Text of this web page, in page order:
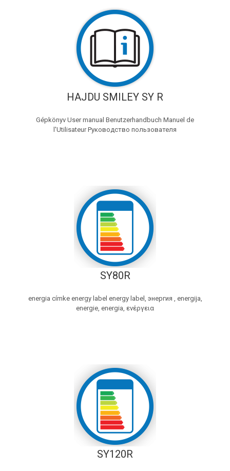
HAJDU SMILEY SY R
Gépkönyv User manual Benutzerhandbuch Manuel de
l'Utilisateur Руководство пользователя
SY80R
energia címke energy label energy label, энергия , energija,
energie, energia, ενέργεια
SY120R